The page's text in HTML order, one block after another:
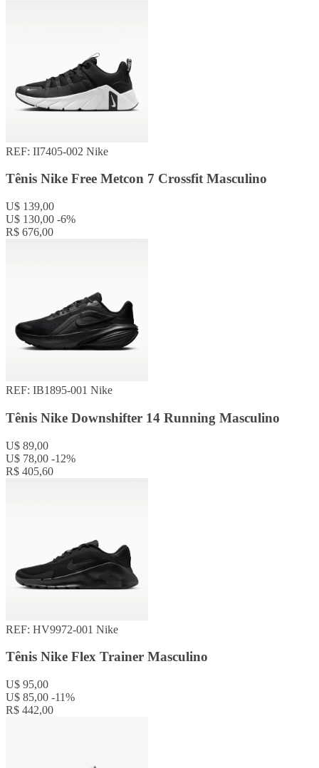
REF: II7405-002 Nike
Tênis Nike Free Metcon 7 Crossfit Masculino
U$ 139,00
U$ 130,00 -6%
R$ 676,00
REF: IB1895-001 Nike
Tênis Nike Downshifter 14 Running Masculino
U$ 89,00
U$ 78,00 -12%
R$ 405,60
REF: HV9972-001 Nike
Tênis Nike Flex Trainer Masculino
U$ 95,00
U$ 85,00 -11%
R$ 442,00